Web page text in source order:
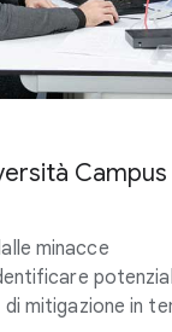
Campus
minacce
mitigazione in